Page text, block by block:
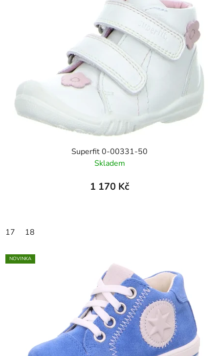
Superfit 0-00331-50
Skladem
1 170 Kč
17 18
NOVINKA